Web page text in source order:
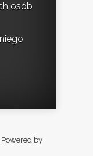
osób
| Powered by